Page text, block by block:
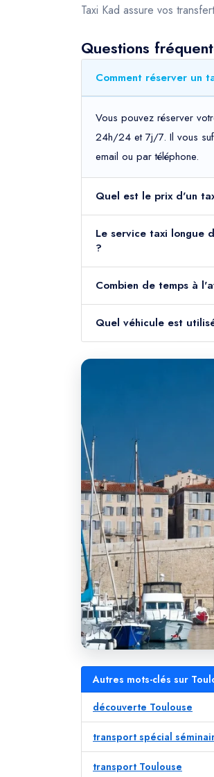
Taxi Kad assure vos
Questions
Comment réserver un
Vous pouvez réserver
24h/24 et 7j/7. Il vous
email ou par téléphone.
Quel est le prix d'un
Le service taxi longue
?
Combien de temps à
Quel véhicule est
Autres mots-clés sur
découverte Toulouse
transport spécial
transport Toulouse